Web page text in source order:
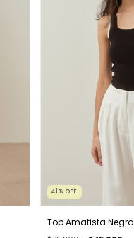
41%OFF
Top Amatista Negro